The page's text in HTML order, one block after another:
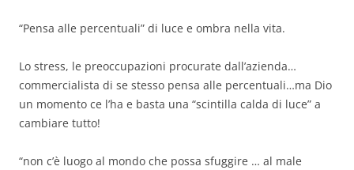
“Pensa alle percentuali” di luce e ombra nella vita.
Lo stress, le preoccupazioni procurate dall’azienda…
commercialista di se stesso pensa alle percentuali…ma Dio
un momento ce l’ha e basta una “scintilla calda di luce” a
cambiare tutto!
“non c’è luogo al mondo che possa sfuggire … al male